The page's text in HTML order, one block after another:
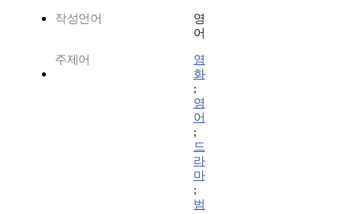
작성언어
영
어
주제어
영
화
;
영
어
;
드
라
마
;
범